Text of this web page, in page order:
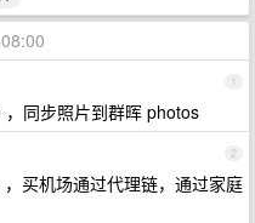
1
同步照片到群晖 photos
2
买机场通过代理链，通过家庭